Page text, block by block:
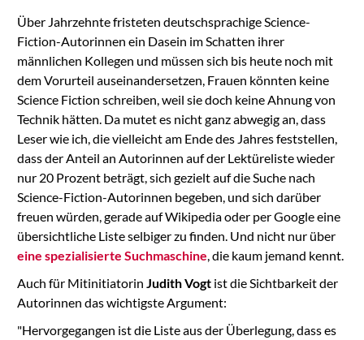
Über Jahrzehnte fristeten deutschsprachige Science-
Fiction-Autorinnen ein Dasein im Schatten ihrer
männlichen Kollegen und müssen sich bis heute noch mit
dem Vorurteil auseinandersetzen, Frauen könnten keine
Science Fiction schreiben, weil sie doch keine Ahnung von
Technik hätten. Da mutet es nicht ganz abwegig an, dass
Leser wie ich, die vielleicht am Ende des Jahres feststellen,
dass der Anteil an Autorinnen auf der Lektüreliste wieder
nur 20 Prozent beträgt, sich gezielt auf die Suche nach
Science-Fiction-Autorinnen begeben, und sich darüber
freuen würden, gerade auf Wikipedia oder per Google eine
übersichtliche Liste selbiger zu finden. Und nicht nur über
eine spezialisierte Suchmaschine, die kaum jemand kennt.
Auch für Mitinitiatorin Judith Vogtist die Sichtbarkeit der
Autorinnen das wichtigste Argument:
"Hervorgegangen ist die Liste aus der Überlegung, dass es